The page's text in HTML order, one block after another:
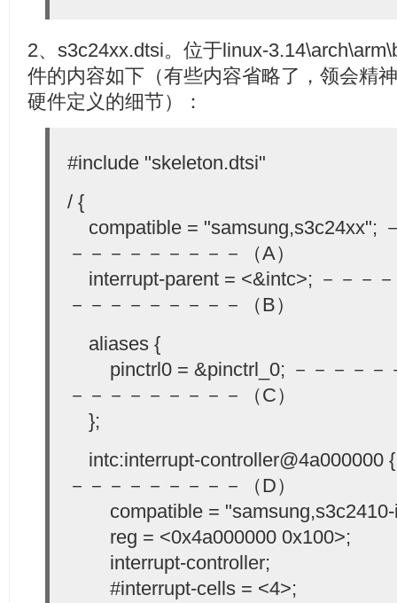
2、s3c24xx.dtsi。位于linux-
件的内容如下（有些内容省略了，领会精
硬件定义的细节）：
#include "skeleton.dtsi"
/ {
compatible = "samsung,s3c24xx";
－－－－－－－－－（A）
interrupt-parent = <&intc>; －－－
－－－－－－－－－（B）
aliases {
pinctrl0 = &pinctrl_0; －－－－－
－－－－－－－－－（C）
};
intc:interrupt-controller@4a000000
－－－－－－－－－（D）
compatible = "samsung,s3c2410-
reg = <0x4a000000 0x100>;
interrupt-controller;
#interrupt-cells = <4>;